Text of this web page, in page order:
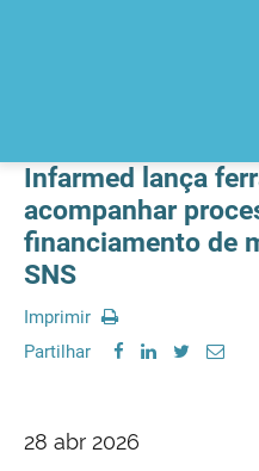
Infarmed lança
acompanhar
financiamento de
SNS
Imprimir
Partilhar
28 abr 2026